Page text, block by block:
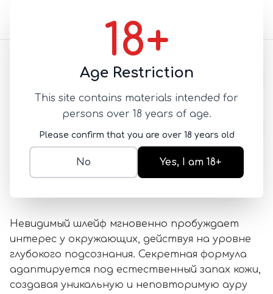
18+
Age Restriction
This site contains materials intended for
persons over 18 years of age.
Please confirm that you are over 18 years old
No Yes, I am 18+
CrazyLife Pheromone
Perfume Unisex
С ФЕРОМОНАМИ
3 500
Невидимый шлейф мгновенно пробуждает
интерес у окружающих, действуя на уровне
глубокого подсознания. Секретная формула
адаптируется под естественный запах кожи,
создавая уникальную и неповторимую ауру